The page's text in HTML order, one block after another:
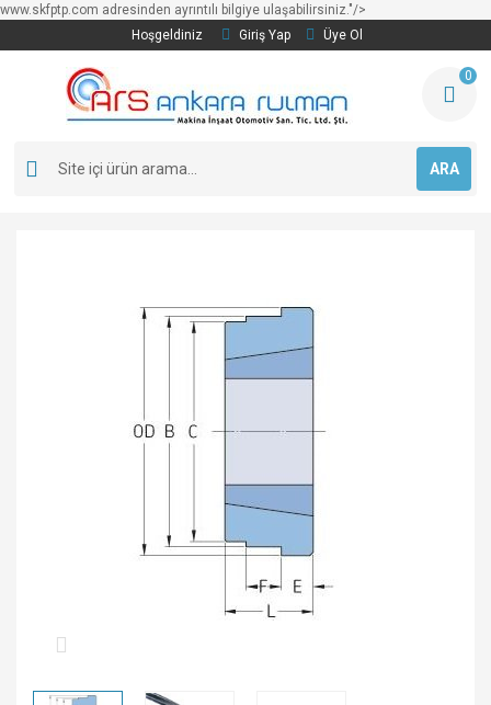
www.skfptp.com adresinden ayrıntılı bilgiye ulaşabilirsiniz."/>
Hoşgeldiniz
Giriş Yap Üye Ol
ARA
0